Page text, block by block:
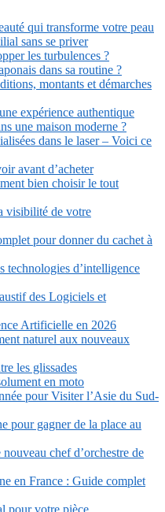
qui transforme votre peau
sans se priver
les turbulences ?
dans sa routine ?
montants et démarches
expérience authentique
une maison moderne ?
dans le laser – Voici ce
avant d’acheter
bien choisir le tout
visibilité de votre
pour donner du cachet à
technologies d’intelligence
des Logiciels et
Artificielle en 2026
naturel aux nouveaux
les glissades
en moto
pour Visiter l’Asie du Sud-
pour gagner de la place au
chef d’orchestre de
en France : Guide complet
pour votre pièce